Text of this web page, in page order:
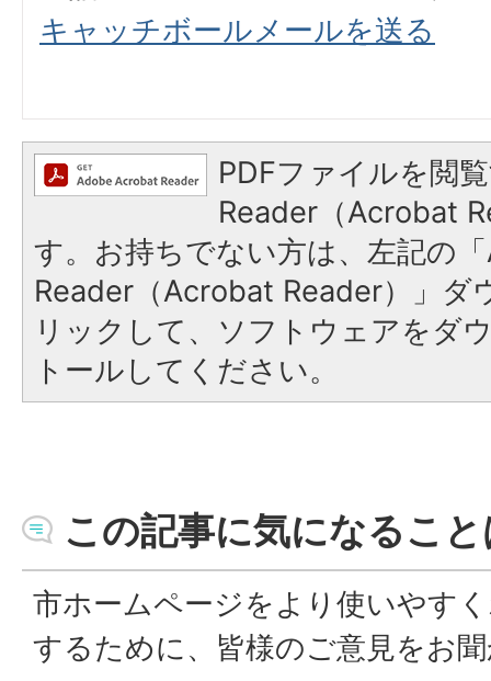
キャッチボールメールを送る
PDFファイルを閲
Reader（Acrobat
す。お持ちでない方は、左記の
Reader（Acrobat Reader）」ダ
リックして、ソフトウェアをダ
トールしてください。
この記事に気になるこ
市ホームページをより使いやす
するために、皆様のご意見をお